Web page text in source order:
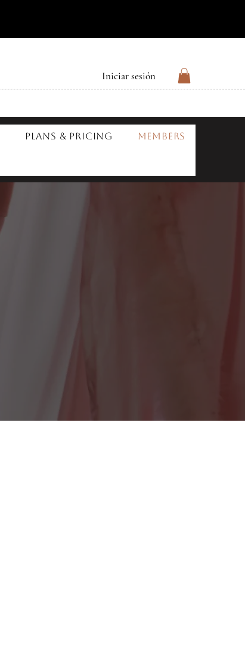
Iniciar sesión
Plans & Pricing Members